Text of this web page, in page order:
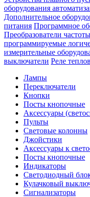
оборудования
Дополнительное
питания Программное
Преобразователи
программируемые
измерительные
выключатели Реле
Лампы
Переключатели
Кнопки
Посты кнопочные
Аксессуары
Пульты
Световые колонны
Джойстики
Аксессуары к
Посты кнопочные
Индикаторы
Светодиодный
Кулачковый
Сигнализаторы